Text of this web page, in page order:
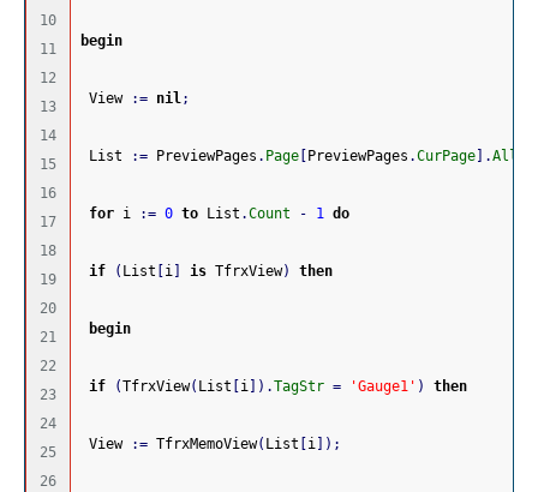
10
11
12
13
14
15
16
17
18
19
20
21
22
23
24
25
26
begin
View := nil;
List := PreviewPages . Page PreviewPages .CurPage .
for i := 0 to List .Count - 1 do
if ( List i is TfrxView) then
begin
if (TfrxView( List i ) .TagStr = 'Gauge1' ) then
View := TfrxMemoView( List i ) ;